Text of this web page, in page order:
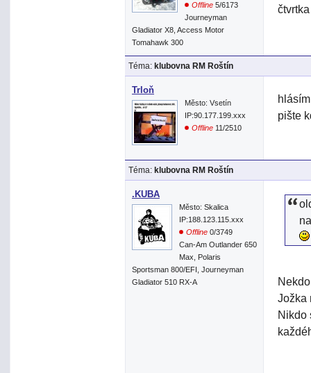
Offline 5/6173
Journeyman
Gladiator X8, Access Motor
Tomahawk 300
Téma: klubovna RM Roštín
Trloň
Město: Vsetín
IP:90.177.199.xxx
Offline 11/2510
pište
Téma: klubovna RM Roštín
.KUBA
Město: Skalica
IP:188.123.115.xxx
Offline 0/3749
Can-Am Outlander 650
Max, Polaris
Sportsman 800/EFI, Journeyman
Gladiator 510 RX-A
Jožka
Nikdo